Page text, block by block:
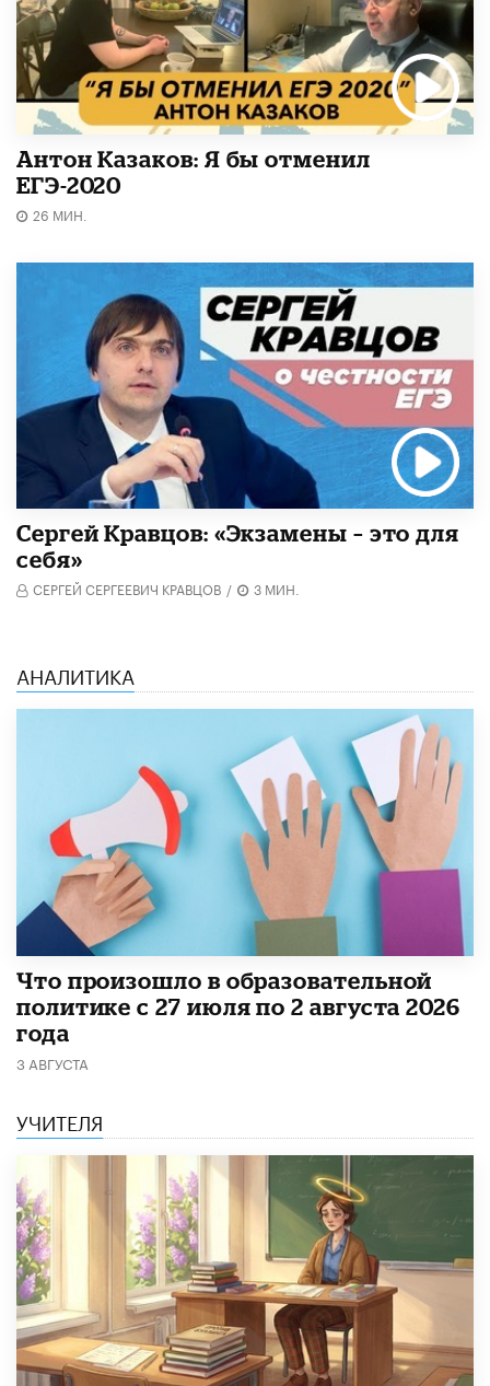
Антон Казаков: Я бы отменил
ЕГЭ-2020
26 МИН.
Сергей Кравцов: «Экзамены – это для
себя»
СЕРГЕЙ СЕРГЕЕВИЧ КРАВЦОВ / 3 МИН.
АНАЛИТИКА
​Что произошло в образовательной
политике с 27 июля по 2 августа 2026
года
3 АВГУСТА
УЧИТЕЛЯ